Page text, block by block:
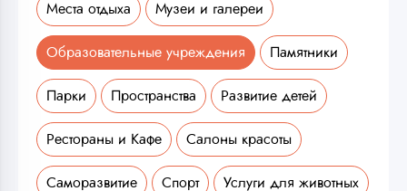
Места отдыха Музеи и галереи
Образовательные учреждения Памятники
Парки Пространства Развитие детей
Рестораны и Кафе Салоны красоты
Саморазвитие Спорт Услуги для животных